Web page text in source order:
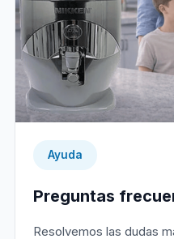
Ayuda
Preguntas
Resolvemos las dudas